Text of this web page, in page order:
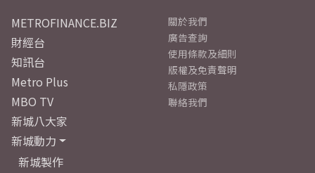
METROFINANCE.BIZ
財經台
知訊台
Metro Plus
MBO TV
新城八大家
新城動力
新城製作
關於我們
廣告查詢
使用條款及細則
版權及免責聲明
私隱政策
聯絡我們